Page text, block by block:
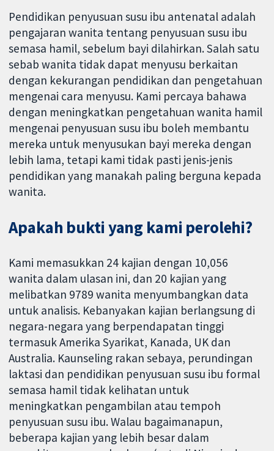
Pendidikan penyusuan susu ibu antenatal adalah
pengajaran wanita tentang penyusuan susu ibu
semasa hamil, sebelum bayi dilahirkan. Salah satu
sebab wanita tidak dapat menyusu berkaitan
dengan kekurangan pendidikan dan pengetahuan
mengenai cara menyusu. Kami percaya bahawa
dengan meningkatkan pengetahuan wanita hamil
mengenai penyusuan susu ibu boleh membantu
mereka untuk menyusukan bayi mereka dengan
lebih lama, tetapi kami tidak pasti jenis-jenis
pendidikan yang manakah paling berguna kepada
wanita.
Apakah bukti yang kami perolehi?
Kami memasukkan 24 kajian dengan 10,056
wanita dalam ulasan ini, dan 20 kajian yang
melibatkan 9789 wanita menyumbangkan data
untuk analisis. Kebanyakan kajian berlangsung di
negara-negara yang berpendapatan tinggi
termasuk Amerika Syarikat, Kanada, UK dan
Australia. Kaunseling rakan sebaya, perundingan
laktasi dan pendidikan penyusuan susu ibu formal
semasa hamil tidak kelihatan untuk
meningkatkan pengambilan atau tempoh
penyusuan susu ibu. Walau bagaimanapun,
beberapa kajian yang lebih besar dalam